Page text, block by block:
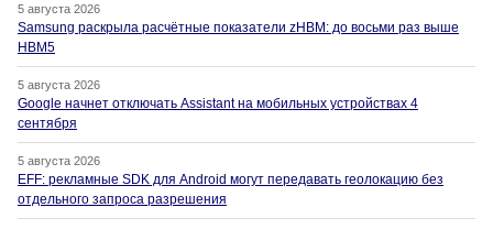
5 августа 2026
Samsung раскрыла расчётные показатели zHBM: до восьми раз выше
HBM5
5 августа 2026
Google начнет отключать Assistant на мобильных устройствах 4
сентября
5 августа 2026
EFF: рекламные SDK для Android могут передавать геолокацию без
отдельного запроса разрешения